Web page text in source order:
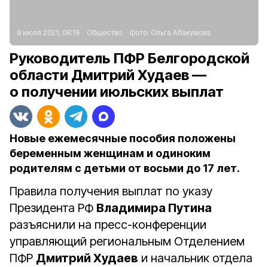
9 июля 2021, 08:19 Общество Фото: Ольга Абакумова
Руководитель ПФР Белгородской
области Дмитрий Худаев —
о получении июльских выплат
Новые ежемесячные пособия положены
беременным женщинам и одиноким
родителям с детьми от восьми до 17 лет.
Правила получения выплат по указу
Президента РФ Владимира Путина
разъяснили на пресс-конференции
управляющий региональным Отделением
ПФР Дмитрий Худаев и начальник отдела